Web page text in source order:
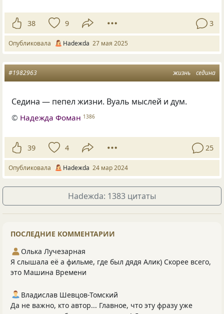
38 9 3
Опубликовала Нadeжda 27 мая 2025
жизнь седина
#1982963
Седина — пепел жизни. Вуаль мыслей и дум.
© Надежда Фоман 1386
39 4 25
Опубликовала Нadeжda 24 мар 2024
Нadeжda: 1383 цитаты
ПОСЛЕДНИЕ КОММЕНТАРИИ
Олька Лучезарная
Я слышала её а фильме, где был дядя Алик) Скорее всего,
это Машина Времени
Владислав Шевцов-Томский
Да не важно, кто автор... Главное, что эту фразу уже